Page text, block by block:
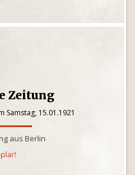
Zeitung
Samstag, 15.01.1921
aus Berlin